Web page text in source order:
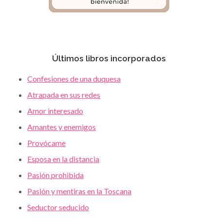
Últimos libros incorporados
Confesiones de una duquesa
Atrapada en sus redes
Amor interesado
Amantes y enemigos
Provócame
Esposa en la distancia
Pasión prohibida
Pasión y mentiras en la Toscana
Seductor seducido